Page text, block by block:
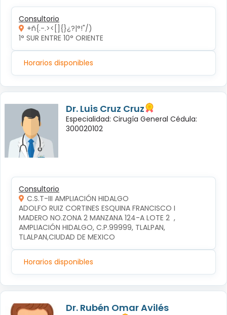
Consultorio
+ñ{.-.><[]{}¿?|°!"/)
1° SUR ENTRE 10° ORIENTE
Horarios disponibles
Dr. Luis Cruz Cruz
Especialidad: Cirugía General Cédula:
300020102
Consultorio
C.S.T-III AMPLIACIÓN HIDALGO
ADOLFO RUIZ CORTINES ESQUINA FRANCISCO I
MADERO NO.ZONA 2 MANZANA 124-A LOTE 2  ,
AMPLIACIÓN HIDALGO, C.P.99999, TLALPAN,
TLALPAN,CIUDAD DE MEXICO
Horarios disponibles
Dr. Rubén Omar Avilés